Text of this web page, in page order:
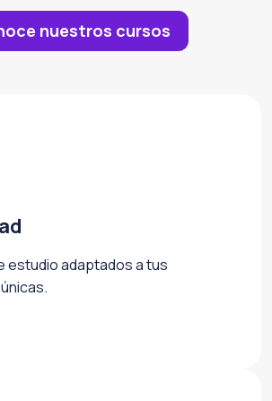
nuestros cursos
estudio adaptados a tus